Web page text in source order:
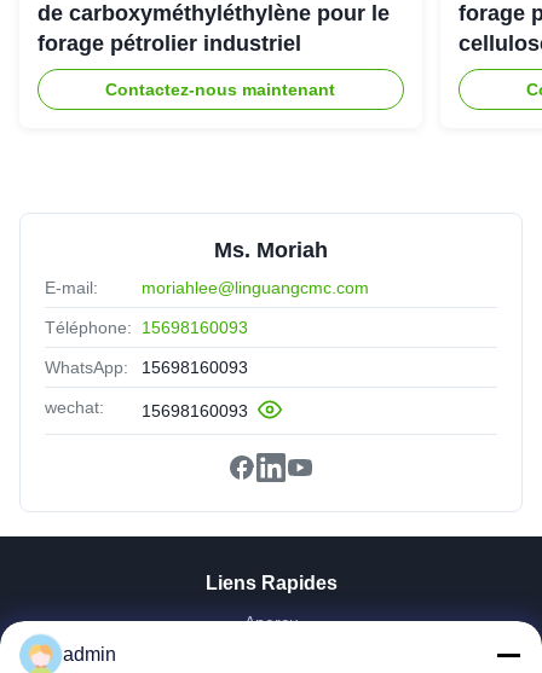
de carboxyméthyléthylène pour le
forage pétrolier industriel
Contactez-nous maintenant
forage
Ms. Moriah
E-mail: moriahlee@linguangcmc.com
Téléphone: 15698160093
WhatsApp: 15698160093
wechat: 15698160093
Liens Rapides
Aperçu
admin